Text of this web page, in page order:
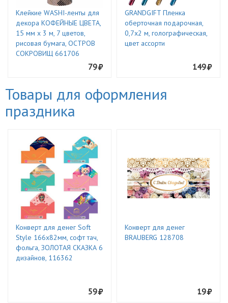
Клейкие WASHI-ленты для
декора КОФЕЙНЫЕ ЦВЕТА,
15 мм х 3 м, 7 цветов,
рисовая бумага, ОСТРОВ
СОКРОВИЩ 661706
79
GRANDGIFT Пленка
оберточная подарочная,
0,7х2 м, голографическая,
цвет ассорти
149
Товары для оформления
праздника
Конверт для денег Soft
Style 166х82мм, софт тач,
фольга, ЗОЛОТАЯ СКАЗКА 6
дизайнов, 116362
59
Конверт для денег
BRAUBERG 128708
19